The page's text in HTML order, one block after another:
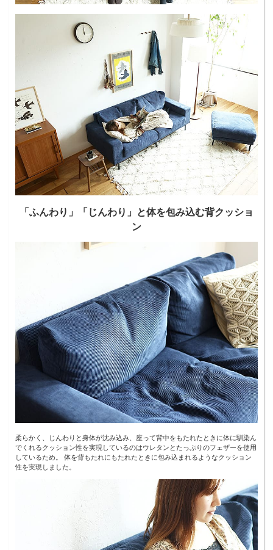
「ふんわり」「じんわり」と体を包み込む背クッショ
ン
柔らかく、じんわりと身体が沈み込み、座って背中をもたれたときに体に馴染ん
でくれるクッション性を実現しているのはウレタンとたっぷりのフェザーを使用
しているため。 体を背もたれにもたれたときに包み込まれるようなクッション
性を実現しました。